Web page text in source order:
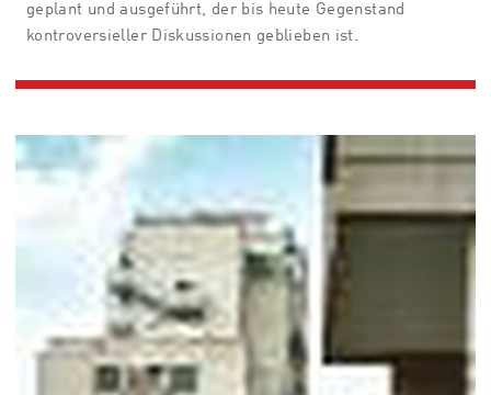
geplant und ausgeführt, der bis heute Gegenstand
kontroversieller Diskussionen geblieben ist.